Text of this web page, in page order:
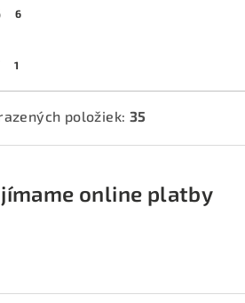
6
1
položiek: 35
online platby